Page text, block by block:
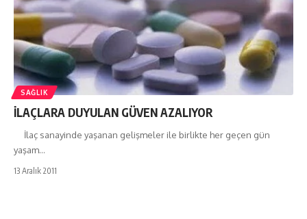
SAĞLIK
İLAÇLARA DUYULAN GÜVEN AZALIYOR
İlaç sanayinde yaşanan gelişmeler ile birlikte her geçen gün
yaşam…
13 Aralık 2011